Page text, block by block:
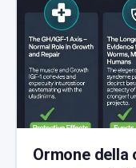
Ormone della